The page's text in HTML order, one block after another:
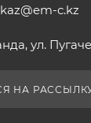
c.kz
ул.
НА